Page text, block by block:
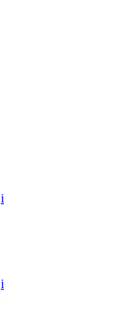
i
i